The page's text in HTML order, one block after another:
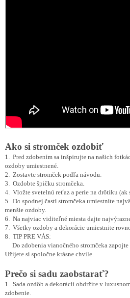
Ako si stromček ozdobiť
1. Pred zdobením sa inšpirujte na našich
ozdoby umiestnené.
2. Zostavte stromček podľa návodu.
3. Ozdobte špičku stromčeka.
4. Vložte svetelnú reťaz a perie na drôtiku (ak
5. Do spodnej časti stromčeka umiestnite
menšie ozdoby.
6. Na najviac viditeľné miesta dajte
7. Všetky ozdoby a dekorácie umiestnite
8. TIP PRE VÁS:
Do zdobenia vianočného stromčeka zapojte
Užijete si spoločne krásne chvíle.
Prečo si sadu zaobstarať?
1. Sada ozdôb a dekorácií obdržíte v
zdobenie.